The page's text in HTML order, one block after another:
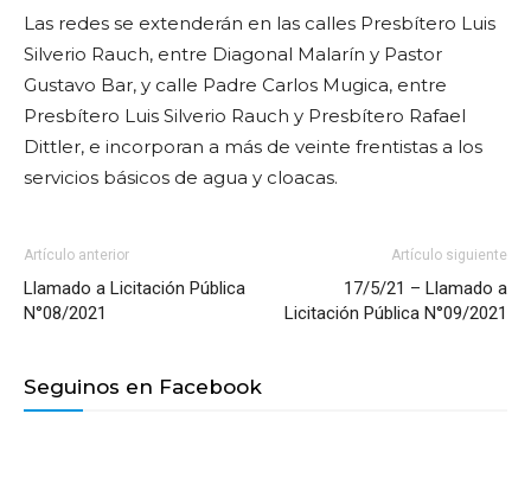
Las redes se extenderán en las calles Presbítero Luis
Silverio Rauch, entre Diagonal Malarín y Pastor
Gustavo Bar, y calle Padre Carlos Mugica, entre
Presbítero Luis Silverio Rauch y Presbítero Rafael
Dittler, e incorporan a más de veinte frentistas a los
servicios básicos de agua y cloacas.
Artículo anterior
Llamado a Licitación Pública
N°08/2021
Artículo siguiente
17/5/21 – Llamado a
Licitación Pública N°09/2021
Seguinos en Facebook